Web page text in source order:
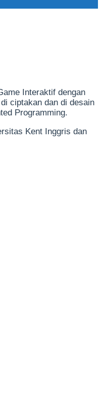
Interaktif dengan
ciptakan dan di desain
Programming.
Kent Inggris dan